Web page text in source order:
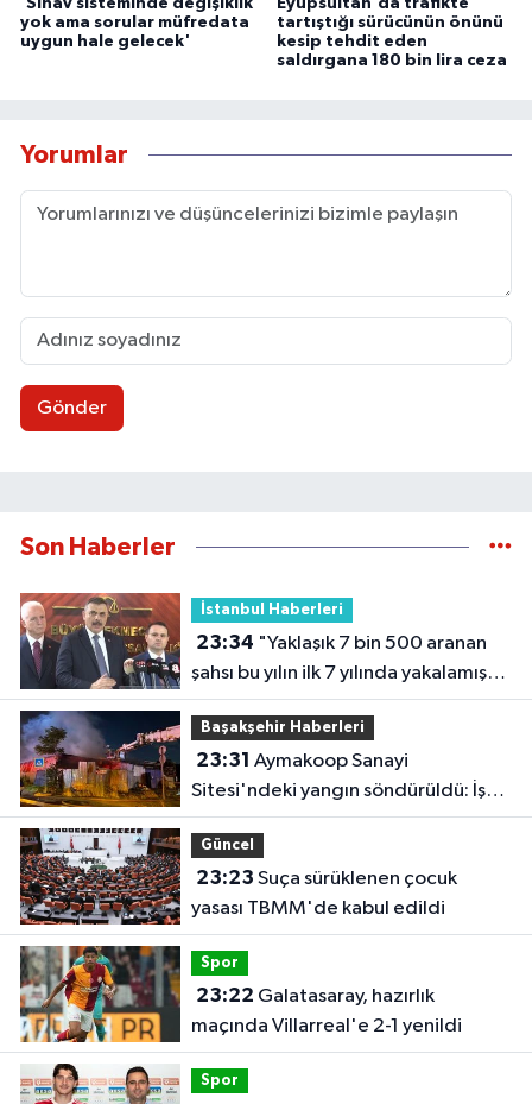
yok ama sorular müfredata
uygun hale gelecek'
tartıştığı sürücünün önünü
kesip tehdit eden
saldırgana 180 bin lira ceza
Yorumlar
Gönder
Son Haberler
İstanbul Haberleri
23:34
şahsı bu yılın ilk 7 yılında yakalamış
durumdayız"
Başakşehir Haberleri
23:31
Sitesi'ndeki yangın söndürüldü: İş
yeri kullanılamaz hale geldi
Güncel
23:23
yasası TBMM'de kabul edildi
Spor
23:22
maçında Villarreal'e 2-1 yenildi
Spor